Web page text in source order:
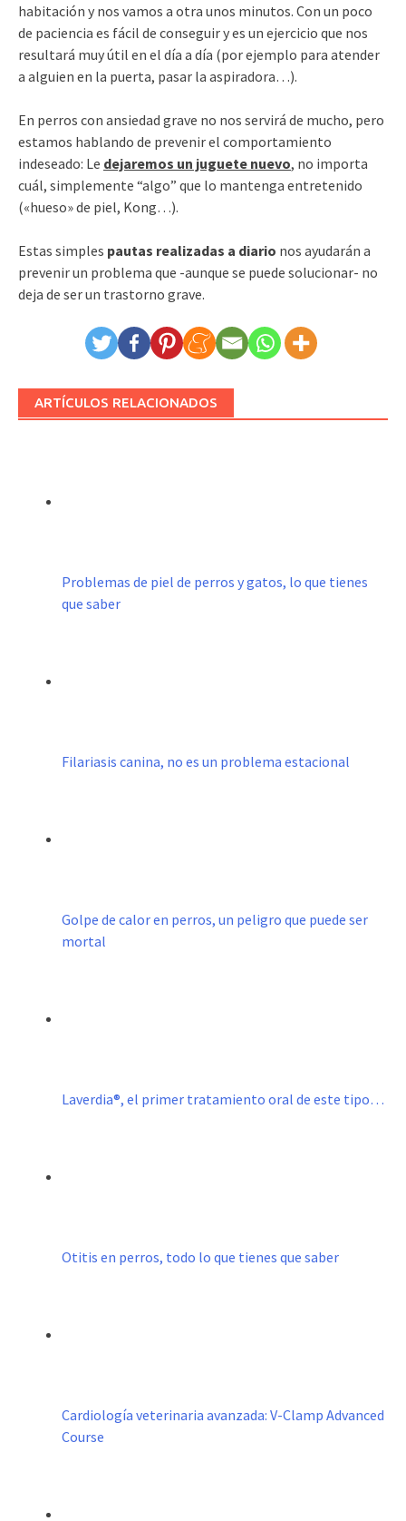
habitación y nos vamos a otra unos minutos. Con un poco
de paciencia es fácil de conseguir y es un ejercicio que nos
resultará muy útil en el día a día (por ejemplo para atender
a alguien en la puerta, pasar la aspiradora…).
En perros con ansiedad grave no nos servirá de mucho, pero
estamos hablando de prevenir el comportamiento
indeseado: Le dejaremos un juguete nuevo, no importa
cuál, simplemente “algo” que lo mantenga entretenido
(«hueso» de piel, Kong…).
Estas simples pautas realizadas a diario nos ayudarán a
prevenir un problema que -aunque se puede solucionar- no
deja de ser un trastorno grave.
ARTÍCULOS RELACIONADOS
Problemas de piel de perros y gatos, lo que tienes
que saber
Filariasis canina, no es un problema estacional
Golpe de calor en perros, un peligro que puede ser
mortal
Laverdia®, el primer tratamiento oral de este tipo…
Otitis en perros, todo lo que tienes que saber
Cardiología veterinaria avanzada: V-Clamp Advanced
Course